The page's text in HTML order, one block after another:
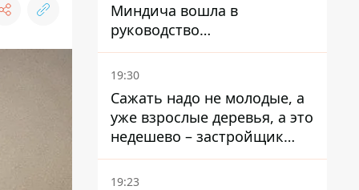
Миндича вошла в
руководство
стратегического
госпредприятия - работала
заместителем Галущенко
19:30
Сажать надо не молодые, а
уже взрослые деревья, а это
недешево – застройщик
Никонов
19:23